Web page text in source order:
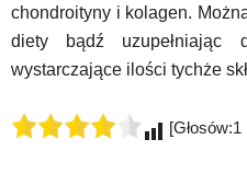
chondroityny i kolagen.
diety bądź uzupełniając
wystarczające ilości tychże